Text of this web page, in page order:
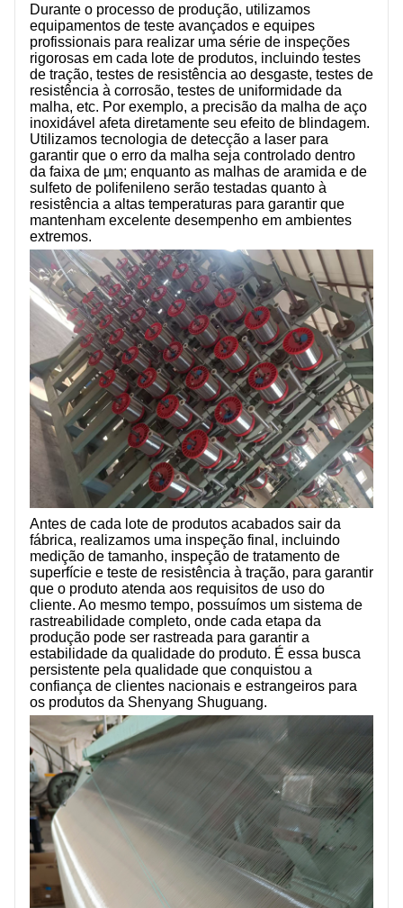
Durante o processo de produção, utilizamos
equipamentos de teste avançados e equipes
profissionais para realizar uma série de inspeções
rigorosas em cada lote de produtos, incluindo testes
de tração, testes de resistência ao desgaste, testes de
resistência à corrosão, testes de uniformidade da
malha, etc. Por exemplo, a precisão da malha de aço
inoxidável afeta diretamente seu efeito de blindagem.
Utilizamos tecnologia de detecção a laser para
garantir que o erro da malha seja controlado dentro
da faixa de µm; enquanto as malhas de aramida e de
sulfeto de polifenileno serão testadas quanto à
resistência a altas temperaturas para garantir que
mantenham excelente desempenho em ambientes
extremos.
Antes de cada lote de produtos acabados sair da
fábrica, realizamos uma inspeção final, incluindo
medição de tamanho, inspeção de tratamento de
superfície e teste de resistência à tração, para garantir
que o produto atenda aos requisitos de uso do
cliente. Ao mesmo tempo, possuímos um sistema de
rastreabilidade completo, onde cada etapa da
produção pode ser rastreada para garantir a
estabilidade da qualidade do produto. É essa busca
persistente pela qualidade que conquistou a
confiança de clientes nacionais e estrangeiros para
os produtos da Shenyang Shuguang.